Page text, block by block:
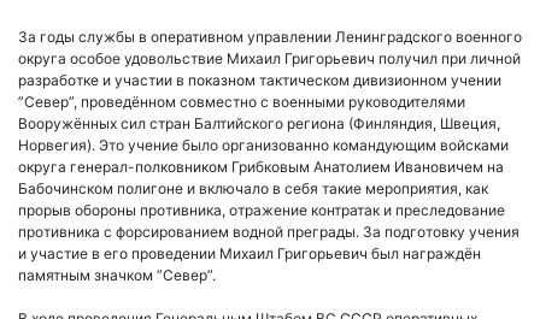
За годы службы в оперативном управлении Ленинградского военного
округа особое удовольствие Михаил Григорьевич получил при личной
разработке и участии в показном тактическом дивизионном учении
”Север”, проведённом совместно с военными руководителями
Вооружённых сил стран Балтийского региона (Финляндия, Швеция,
Норвегия). Это учение было организованно командующим войсками
округа генерал-полковником Грибковым Анатолием Ивановичем на
Бабочинском полигоне и включало в себя такие мероприятия, как
прорыв обороны противника, отражение контратак и преследование
противника с форсированием водной преграды. За подготовку учения
и участие в его проведении Михаил Григорьевич был награждён
памятным значком ”Север”.